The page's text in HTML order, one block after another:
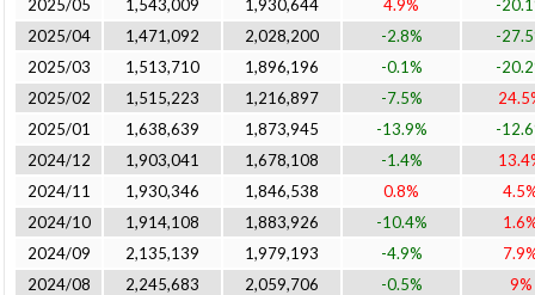
2025/05 1,543,009 1,930,644 4.9%
-
2025/04
1,471,092 2,028,200 -2.8%
-
2025/03
1,513,710 1,896,196 -0.1%
-
2025/02
1,515,223 1,216,897 -7.5%
2025/01
1,638,639 1,873,945 -13.9%
-
2024/12
1,903,041 1,678,108 -1.4%
2024/11
1,930,346 1,846,538 0.8%
2024/10
1,914,108 1,883,926 -10.4%
2024/09
2,135,139 1,979,193 -4.9%
2024/08
2,245,683 2,059,706 -0.5%
9%